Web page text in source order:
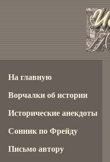
На главную
Ворчалки об истории
Исторические анекдоты
Сонник по Фрейду
Письмо автору